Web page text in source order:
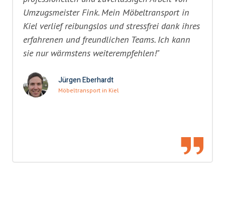
Umzugsmeister Fink. Mein Möbeltransport in
Kiel verlief reibungslos und stressfrei dank ihres
erfahrenen und freundlichen Teams. Ich kann
sie nur wärmstens weiterempfehlen!"
Jürgen Eberhardt
Möbeltransport in Kiel